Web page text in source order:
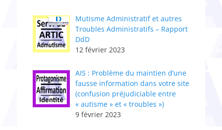
Mutisme Administratif et autres
Troubles Administratifs – Rapport
DdD
12 février 2023
AIS : Problème du maintien d’une
fausse information dans votre site
(confusion préjudiciable entre
« autisme » et « troubles »)
9 février 2023